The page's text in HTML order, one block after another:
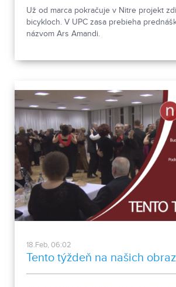
Už od marca pokračuje v Nitre projekt
bicykloch. V UPC zasa prebieha
názvom Ars Amandi.
18.Feb, 06:02
Tento týždeň na našich